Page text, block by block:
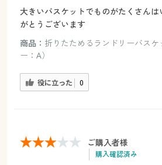
大きいバスケットでものがたくさんは
がとうございます
商品： 折りたためるランドリーバスケ
ー：A）
役に立った 0
ご購入者様
購入確認済み